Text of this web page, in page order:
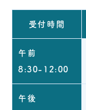
受付時間
午前
8:30-12:00
午後